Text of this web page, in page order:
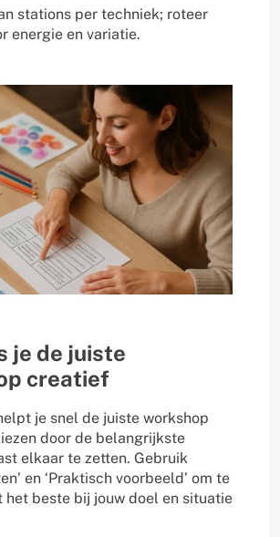
stations per techniek; roteer
energie en variatie.
je de juiste
creatief
je snel de juiste workshop
door de belangrijkste
elkaar te zetten. Gebruik
en ‘Praktisch voorbeeld’ om te
het beste bij jouw doel en situatie